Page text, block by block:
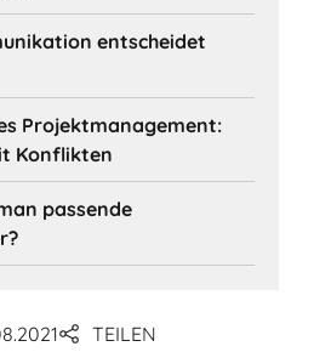
entscheidet
Projektmanagement:
Konflikten
passende
TEILEN